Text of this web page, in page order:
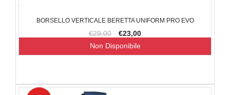
BORSELLO VERTICALE BERETTA UNIFORM PRO EVO
€29,00 €23,00
Non Disponibile